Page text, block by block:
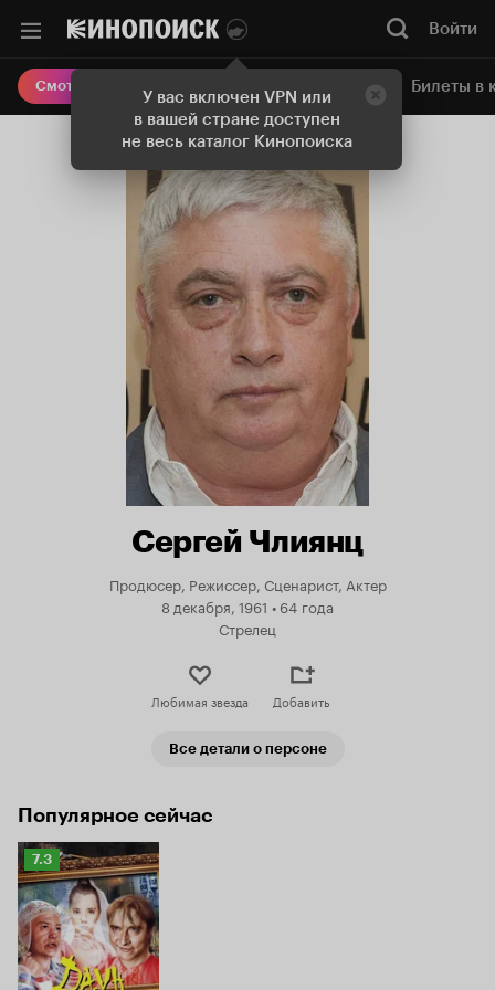
У вас включен VPN или
в вашей стране доступен
не весь каталог Кинопоиска
Войти
Смотреть кино Онлайн-кинотеатр Билеты в
Сергей Члиянц
Продюсер, Режиссер, Сценарист, Актер
8 декабря, 1961 • 64 года
Стрелец
Любимая звезда Добавить
Все детали о персоне
Популярное сейчас
Рейтинг
Кинопоиска
7.3
7.3